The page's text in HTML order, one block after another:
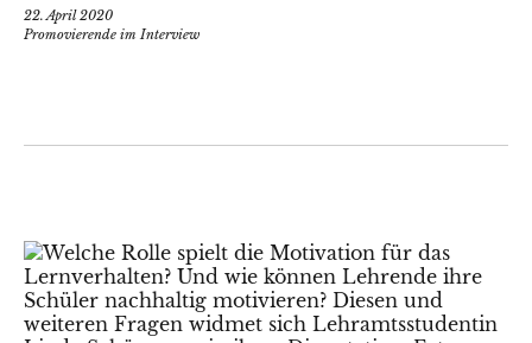
22. April 2020
Promovierende im Interview